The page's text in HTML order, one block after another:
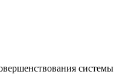
системы